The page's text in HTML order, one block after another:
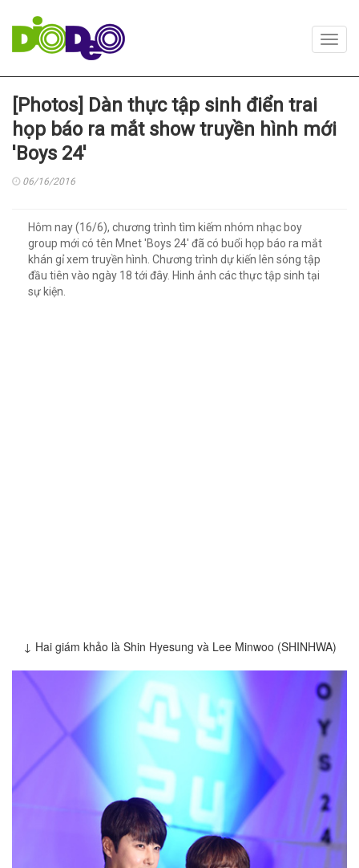
[Photos] Dàn thực tập sinh điển trai
họp báo ra mắt show truyền hình mới
'Boys 24'
06/16/2016
Hôm nay (16/6), chương trình tìm kiếm nhóm nhạc boy
group mới có tên Mnet 'Boys 24' đã có buổi họp báo ra mắt
khán gỉ xem truyền hình. Chương trình dự kiến lên sóng tập
đầu tiên vào ngày 18 tới đây. Hinh ảnh các thực tập sinh tại
sự kiện.
↓ Hai giám khảo là Shin Hyesung và Lee Minwoo (SHINHWA)